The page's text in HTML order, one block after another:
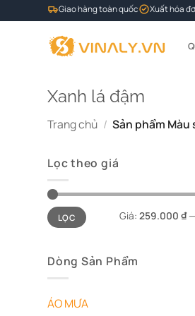
qua
Giao hàng toàn quốc Xuất hóa
Xanh lá đậm
Trang chủ / Sản phẩm Màu
Lọc theo giá
Giá
tối
thiểu
Giá
tối
đa
LỌC Giá: 259.000 ₫—
Dòng Sản Phẩm
ÁO MƯA